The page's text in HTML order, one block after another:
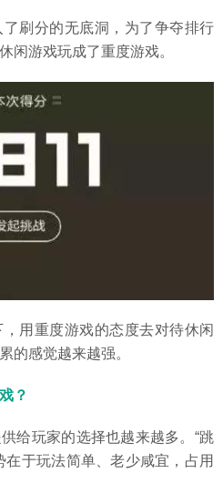
刷分的无底洞，为了争夺排行
闲游戏玩成了重度游戏。
用重度游戏的态度去对待休闲
的感觉越来越强。
？
给玩家的选择也越来越多。“跳
在于玩法简单、老少咸宜，占用